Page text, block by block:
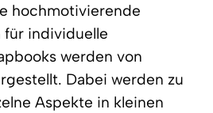
hochmotivierende
für individuelle
werden von
Dabei werden zu
Aspekte in kleinen